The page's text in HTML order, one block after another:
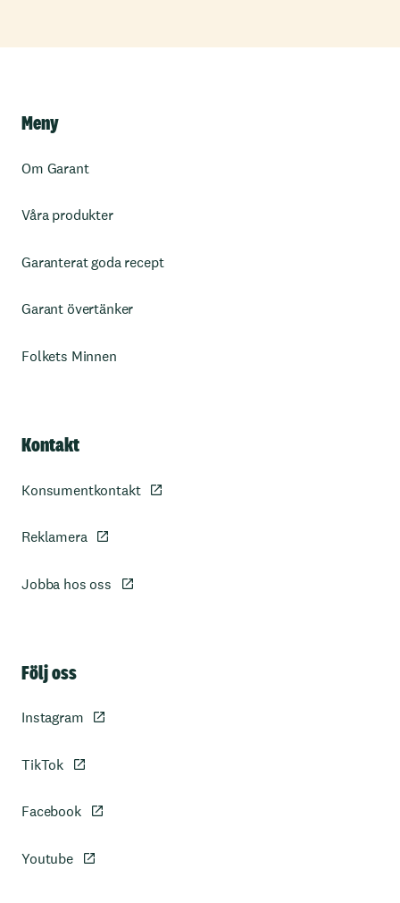
Meny
Om Garant
Våra produkter
Garanterat goda recept
Garant övertänker
Folkets Minnen
Kontakt
Konsumentkontakt
Reklamera
Jobba hos oss
Följ oss
Instagram
TikTok
Facebook
Youtube